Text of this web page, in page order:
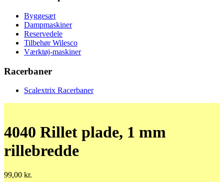
Byggesæt
Dampmaskiner
Reservedele
Tilbehør Wilesco
Værktøj-maskiner
Racerbaner
Scalextrix Racerbaner
4040 Rillet plade, 1 mm
rillebredde
99,00 kr.